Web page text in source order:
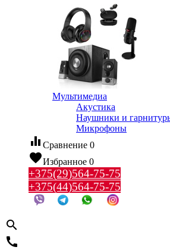
Мультимедиа
Акустика
Наушники и
Микрофоны
equalizer Сравнение 0
favoriteИзбранное 0
+375(29)564-75-75
+375(44)564-75-75
search
call